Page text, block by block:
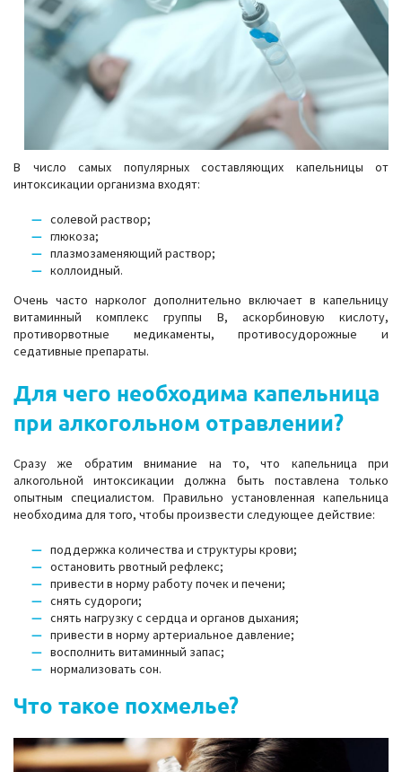
В число самых популярных составляющих капельницы от
интоксикации организма входят:
солевой раствор;
глюкоза;
плазмозаменяющий раствор;
коллоидный.
Очень часто нарколог дополнительно включает в капельницу
витаминный комплекс группы В, аскорбиновую кислоту,
противорвотные медикаменты, противосудорожные и
седативные препараты.
Для чего необходима капельница
при алкогольном отравлении?
Сразу же обратим внимание на то, что капельница при
алкогольной интоксикации должна быть поставлена только
опытным специалистом. Правильно установленная капельница
необходима для того, чтобы произвести следующее действие:
поддержка количества и структуры крови;
остановить рвотный рефлекс;
привести в норму работу почек и печени;
снять судороги;
снять нагрузку с сердца и органов дыхания;
привести в норму артериальное давление;
восполнить витаминный запас;
нормализовать сон.
Что такое похмелье?